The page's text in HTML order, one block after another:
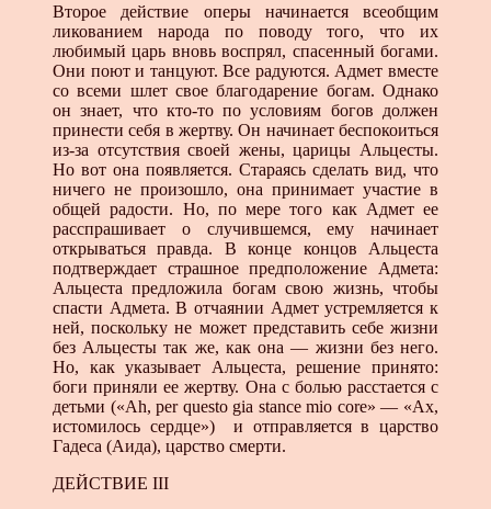
Второе действие оперы начинается всеобщим
ликованием народа по поводу того, что их
любимый царь вновь воспрял, спасенный богами.
Они поют и танцуют. Все радуются. Ад­мет вместе
со всеми шлет свое благодарение богам. Однако
он знает, что кто-то по условиям богов должен
принести себя в жертву. Он начинает беспокоиться
из-за отсутствия своей жены, царицы Альцесты.
Но вот она появляется. Стараясь сделать вид, что
ничего не произошло, она принимает участие в
общей радости. Но, по мере того как Адмет ее
расспрашивает о случившемся, ему начинает
открываться правда. В конце концов Альцеста
подтверждает страшное предположение Ад­мета:
Альцеста предложила богам свою жизнь, чтобы
спасти Адмета. В отчаянии Адмет устремляется к
ней, поскольку не может представить себе жизни
без Альцесты так же, как она — жизни без него.
Но, как указывает Альцеста, решение приня­то:
боги приняли ее жертву. Она с болью расстается с
детьми («Ah, per questo gia stance mio core» — «Ах,
истомилось сердце») и отправляется в царство
Гадеса (Аида), царство смерти.
ДЕЙСТВИЕ III